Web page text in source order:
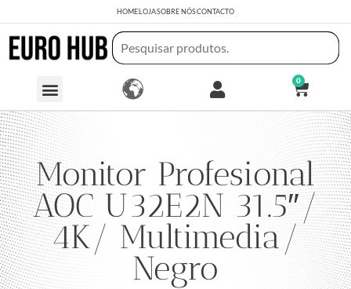
HOMELOJASOBRE NÓSCONTACTO
0
Monitor Profesional
AOC U32E2N 31.5″/
4K/ Multimedia/
Negro